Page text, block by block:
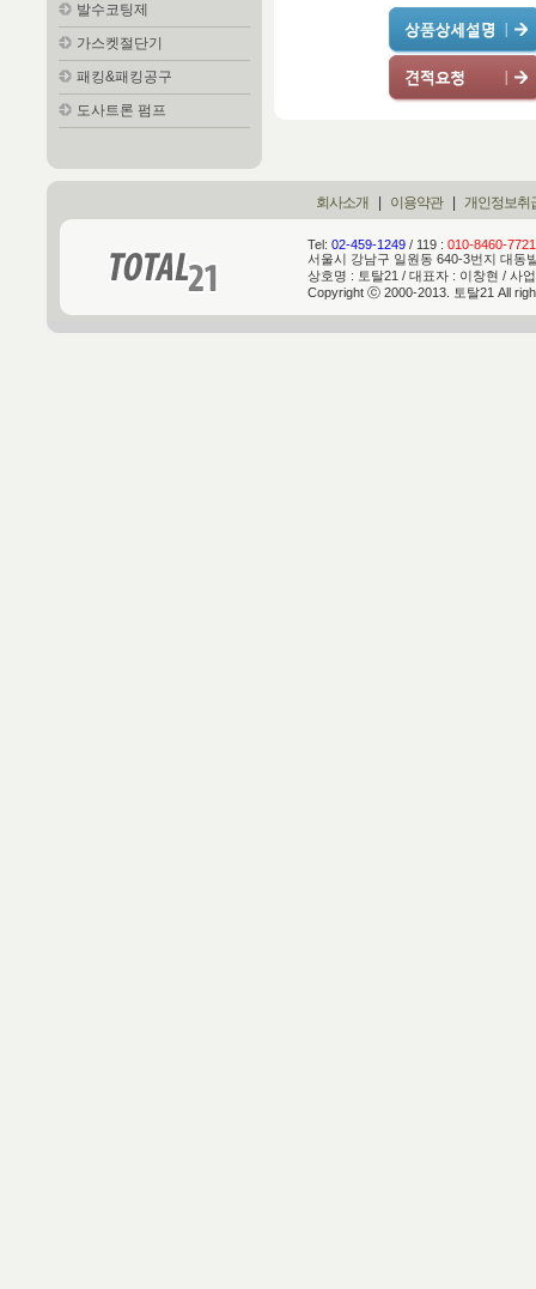
발수코팅제
가스켓절단기
패킹&패킹공구
도사트론 펌프
회사소개 이용약관| 개인정보취
Tel: 02-459-1249/ 119 : 010-8460-7721
서울시 강남구 일원동 640-3번지 대동
상호명 : 토탈21 / 대표자 : 이창현 / 사
Copyright ⓒ 2000-2013. 토탈21 All